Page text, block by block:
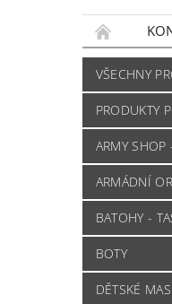
VŠECHNY
PRODUKTY
ARMY SHOP
ARMÁDNÍ
BATOHY -
BOTY
DĚTSKÉ